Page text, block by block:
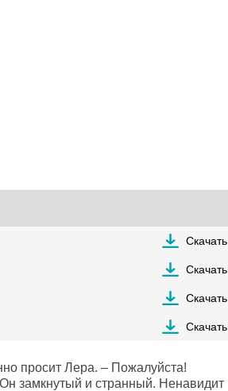
Скачать
Скачать
Скачать
Скачать
просит Лера. – Пожалуйста!
замкнутый и странный. Ненавидит